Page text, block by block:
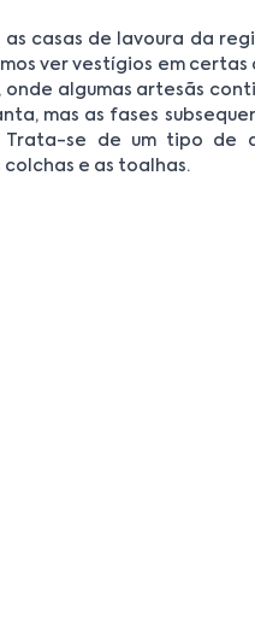
casas de lavoura da
ver vestígios em certas
onde algumas artesãs
mas as fases
Trata-se de um tipo de
e as toalhas.